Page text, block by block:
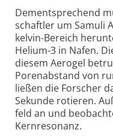
Dement­sprechend
schaftler um Samuli
kelvin-Bereich
Helium-3 in Nafen.
diesem Aerogel
Poren­abstand von
ließen die Forscher
Sekunde rotieren.
feld an und
Kern­resonanz.